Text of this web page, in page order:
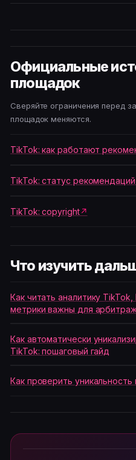
Официальные
площадок
Сверяйте ограничения перед
площадок меняются.
TikTok: как работают
TikTok: статус рекомендаций
TikTok: copyright
Что изучить
Как читать аналитику TikTok,
метрики важны для
Как автоматически
TikTok: пошаговый гайд
Как проверить